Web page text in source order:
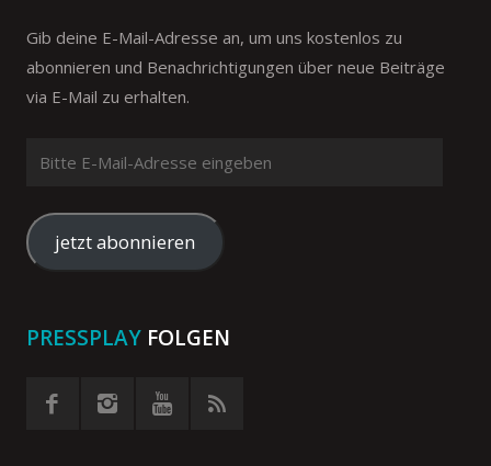
Gib deine E-Mail-Adresse an, um uns kostenlos zu
abonnieren und Benachrichtigungen über neue Beiträge
via E-Mail zu erhalten.
Mail-
Adresse
eingeben
jetzt abonnieren
PRESSPLAY FOLGEN